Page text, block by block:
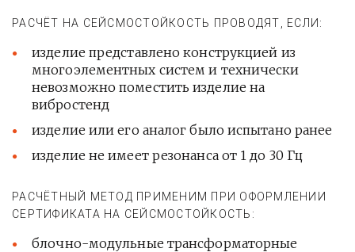
РАСЧЁТ НА СЕЙСМОСТОЙКОСТЬ ПРОВОДЯТ, ЕСЛИ:
изделие представлено конструкцией из
многоэлементных систем и технически
невозможно поместить изделие на
вибростенд
изделие или его аналог было испытано ранее
изделие не имеет резонанса от 1 до 30 Гц
РАСЧЁТНЫЙ МЕТОД ПРИМЕНИМ ПРИ ОФОРМЛЕНИИ
СЕРТИФИКАТА НА СЕЙСМОСТОЙКОСТЬ:
блочно-модульные трансформаторные